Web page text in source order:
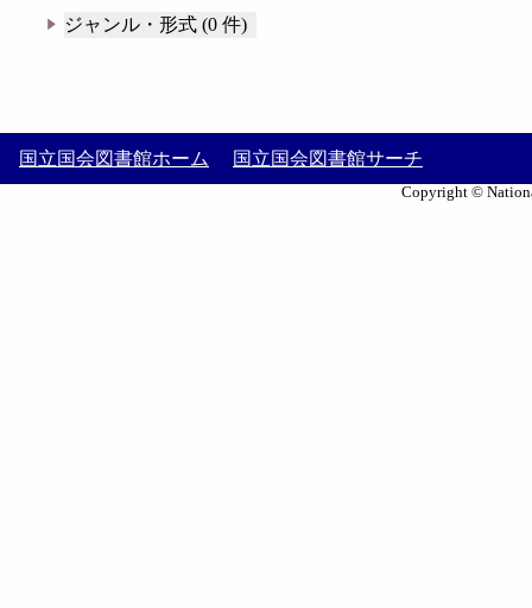
ジャンル・形式 (0 件)
国立国会図書館ホーム 国立国会図書館サーチ
Copyright ©